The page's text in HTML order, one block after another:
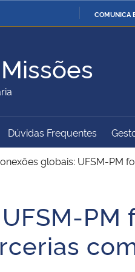
COMUNICA
Ministério da Defesa
Ministério da Cidadania
Ministério do
Desenvolvimento Regional
Dúvidas Frequentes
globais: UFSM-PM